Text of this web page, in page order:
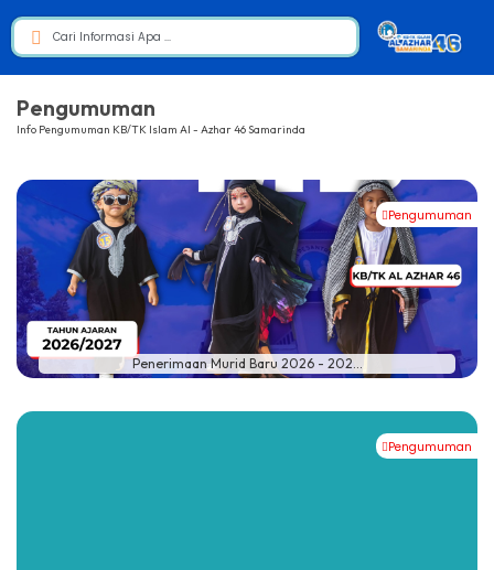
Pengumuman
Info Pengumuman KB/TK Islam Al - Azhar 46 Samarinda
Pengumuman
Penerimaan Murid Baru 2026 - 202...
Pengumuman